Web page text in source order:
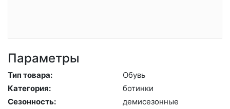
Параметры
Тип товара:
Обувь
Категория:
бо­тин­ки
Сезонность:
де­мисе­зон­ные